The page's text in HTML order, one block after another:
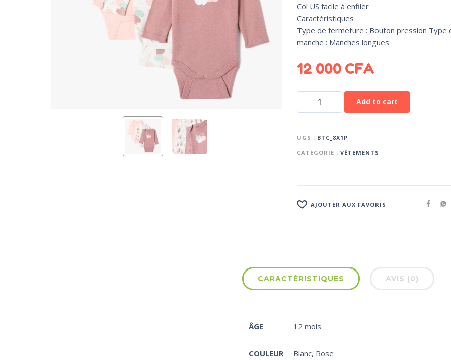
Col US facile à enfiler
Caractéristiques
Type de fermeture : Bouton pression Type
manche : Manches longues
12 000 CFA
Add to cart
UGS : BTC_8X1P
CATÉGORIE : VÊTEMENTS
AJOUTER AUX FAVORIS
CARACTÉRISTIQUES AVIS (0)
ÂGE 12 mois
COULEUR Blanc, Rose